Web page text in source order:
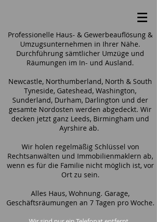
Professionelle Haus- & Gewerbeauflösung &
Umzugsunternehmen in Ihrer Nähe.
Durchführung sämtlicher Umzüge und
Räumungen im In- und Ausland.
Newcastle, Northumberland, North & South
Tyneside, Gateshead, Washington,
Sunderland, Durham, Darlington und der
gesamte Nordosten werden abgedeckt. Wir
decken jetzt ganz Leeds, Birmingham und
Ayrshire ab.
Wir holen regelmäßig Schlüssel von
Rechtsanwälten und Immobilienmaklern ab,
wenn es für die Familie nicht möglich ist, vor
Ort zu sein.
Alles Haus, Wohnung. Garage,
Geschäftsräumungen an 7 Tagen pro Woche.